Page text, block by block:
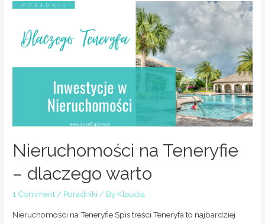
Nieruchomości na Teneryfie
– dlaczego warto
1 Comment / Poradniki / By Klaudia
Nieruchomości na Teneryfie Spis treści Teneryfa to najbardziej